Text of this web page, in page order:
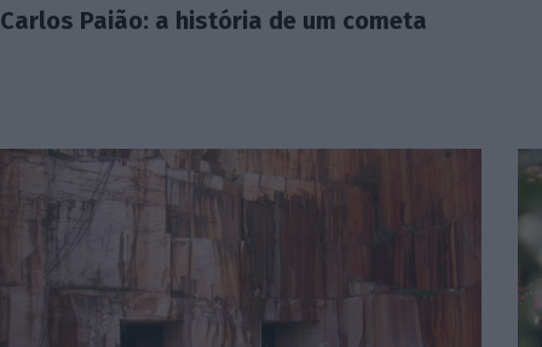
Carlos Paião: a história de um cometa